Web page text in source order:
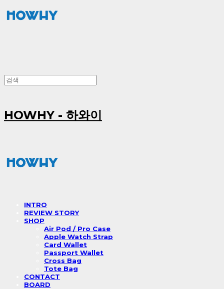
HOWHY - 하와이
INTRO
REVIEW STORY
SHOP
Air Pod / Pro Case
Apple Watch Strap
Card Wallet
Passport Wallet
Cross Bag
Tote Bag
CONTACT
BOARD